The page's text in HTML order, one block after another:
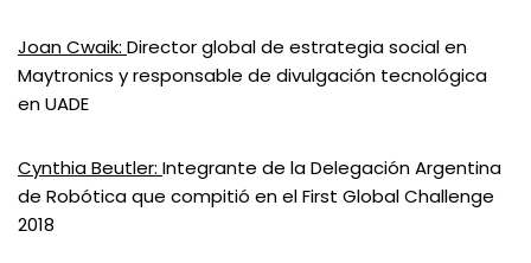
Joan Cwaik: Director global de estrategia social en
Maytronics y responsable de divulgación tecnológica
en UADE
Cynthia Beutler: Integrante de la Delegación Argentina
de Robótica que compitió en el First Global Challenge
2018